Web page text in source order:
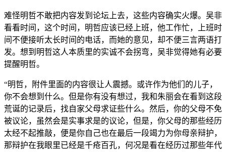
难怪明哲不敢把内容发到论坛上去，这些内容确实火爆。吴非
看看时间，这个时间，明哲应该已经上班，他工作忙，上班时
间不便接听太长时间的电话，而她的意见，却不便三言两语打
发。想到明哲这人本质里的实诚不会拐弯，吴非觉得她有必要
提醒明哲。
“明哲，附件里面的内容很让人震撼。或许作为他们的儿子，
你不会想到什么。但是你有没有想过，我和朱丽会在看到这段
荒诞的记录后，找自家父母求证些什么。然后，你的父母不免
被议论，虽然会是实事求是的议论，但是，你父母的那些经历
太经不起推敲，便是你自己也在最后一段竭力为你母亲辩护，
那辩护在我眼里已经是千疮百孔，何况是看在经历过那些年代